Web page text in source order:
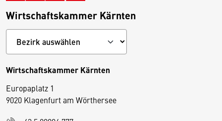
Wirtschaftskammer Kärnten
Wirtschaftskammer Kärnten
Europaplatz 1
9020 Klagenfurt am Wörthersee